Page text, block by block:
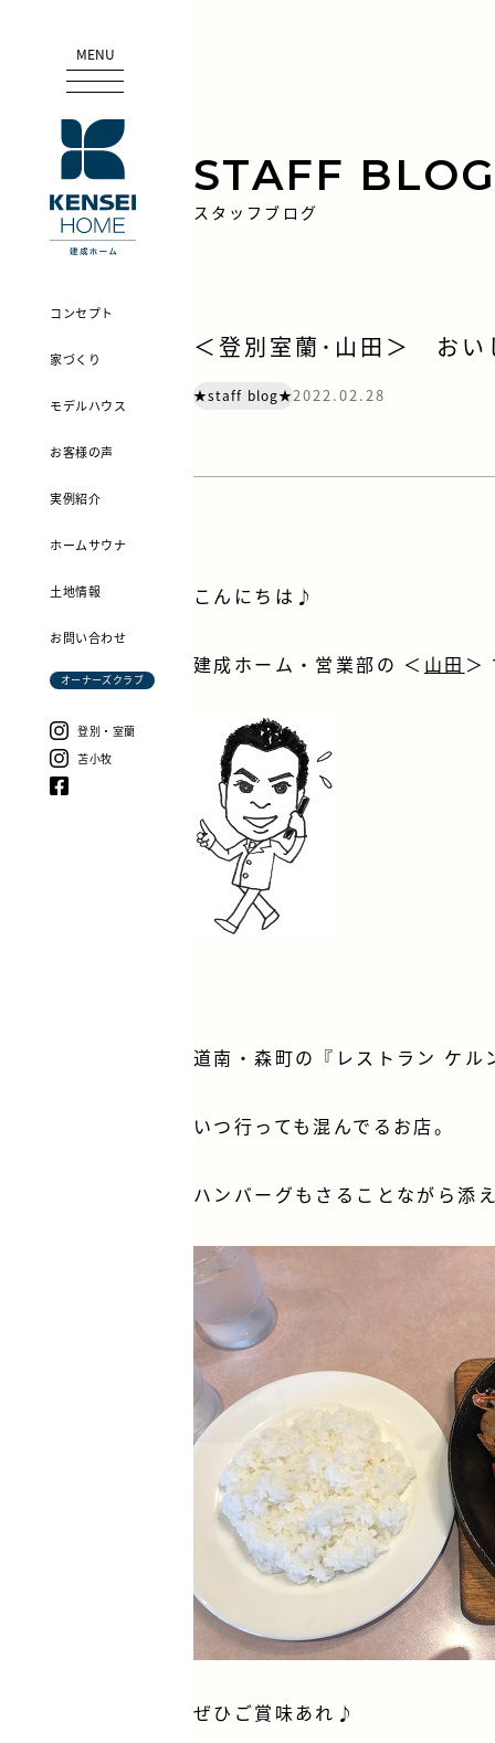
MENU
コンセプト
家づくり
モデルハウス
お客様の声
実例紹介
ホームサウナ
土地情報
お問い合わせ
オーナーズクラブ
登別・室蘭
苫小牧
STAFF
スタッフブログ
＜登別室蘭･山田＞ おい
★staff blog★2022.02.28
こんにちは♪
建成ホーム・営業部の ＜ 山田 ＞
道南・森町の『レストラン ケル
いつ行っても混んでるお店。
ハンバーグもさることながら添
ぜひご賞味あれ♪